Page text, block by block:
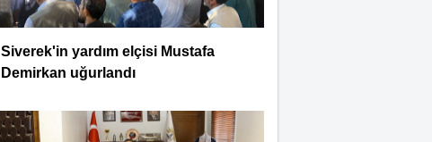
Siverek'in yardım elçisi Mustafa
Demirkan uğurlandı